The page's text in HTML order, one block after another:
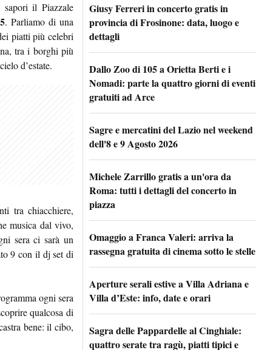
il Piazzale
. Parliamo di una
piatti più celebri
tra i borghi più
d’estate.
tra chiacchiere,
musica dal vivo,
sera ci sarà un
9 con il dj set di
ogni sera
qualcosa di
bene: il cibo,
Giusy Ferreri in concerto gratis in
provincia di Frosinone: data, luogo e
dettagli
Dallo Zoo di 105 a Orietta Berti e i
Nomadi: parte la quattro giorni di eventi
gratuiti ad Arce
Sagre e mercatini del Lazio nel weekend
dell'8 e 9 Agosto 2026
Michele Zarrillo gratis a un'ora da
Roma: tutti i dettagli del concerto in
piazza
Omaggio a Franca Valeri: arriva la
rassegna gratuita di cinema sotto le stelle
Aperture serali estive a Villa Adriana e
Villa d’Este: info, date e orari
Sagra delle Pappardelle al Cinghiale:
quattro serate tra ragù, piatti tipici e